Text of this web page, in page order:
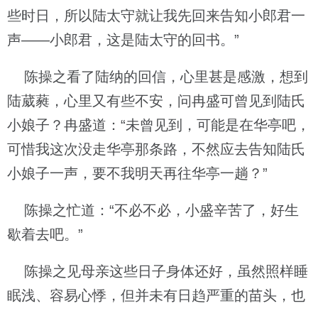
些时日，所以陆太守就让我先回来告知小郎君一
声——小郎君，这是陆太守的回书。”
陈操之看了陆纳的回信，心里甚是感激，想到
陆葳蕤，心里又有些不安，问冉盛可曾见到陆氏
小娘子？冉盛道：“未曾见到，可能是在华亭吧，
可惜我这次没走华亭那条路，不然应去告知陆氏
小娘子一声，要不我明天再往华亭一趟？”
陈操之忙道：“不必不必，小盛辛苦了，好生
歇着去吧。”
陈操之见母亲这些日子身体还好，虽然照样睡
眠浅、容易心悸，但并未有日趋严重的苗头，也